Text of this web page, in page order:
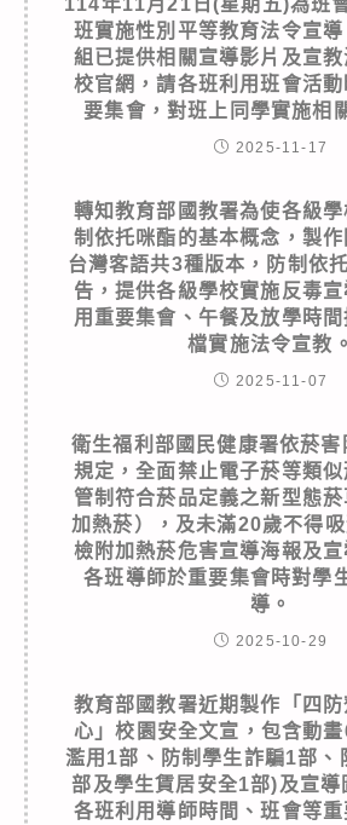
班實施性別平等教育法令宣
組已提供相關宣導影片及宣
校官網，請各班利用班會活
要集會，對班上同學實施相
2025-11-17
轉知教育部國教署為使各級
制依托咪酯的基本概念，製作
台灣客語共3種版本，防制依
告，提供各級學校實施反毒宣
用重要集會、午餐及放學時
檔實施法令宣教。
2025-11-07
衛生福利部國民健康署依菸
規定，全面禁止電子菸等類
管制符合菸品定義之新型態
加熱菸），及未滿20歲不得
檢附加熱菸危害宣導海報及
各班導師於重要集會時對學
導。
2025-10-29
教育部國教署近期製作「四
心」校園安全文宣，包含動
濫用1部、防制學生詐騙1部、
部及學生賃居安全1部)及宣導
各班利用導師時間、班會等